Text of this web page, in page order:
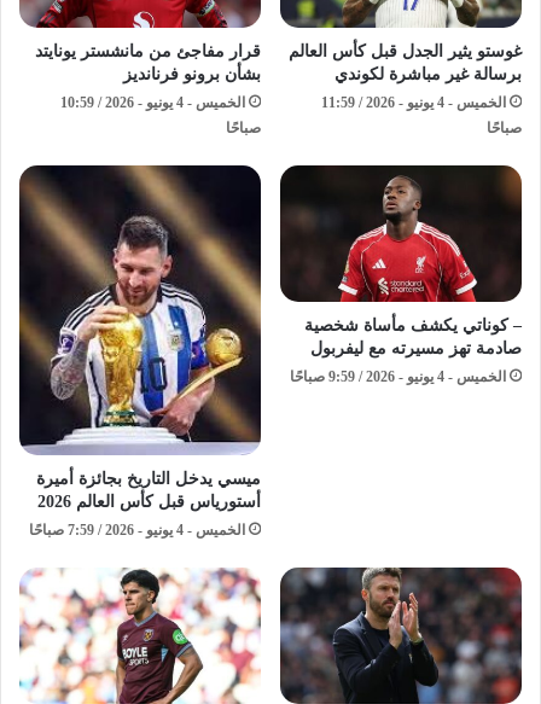
غوستو يثير الجدل قبل كأس العالم
برسالة غير مباشرة لكوندي
الخميس - 4 يونيو - 2026 / 11:59
صباحًا
قرار مفاجئ من مانشستر يونايتد
بشأن برونو فرنانديز
الخميس - 4 يونيو - 2026 / 10:59
صباحًا
– كوناتي يكشف مأساة شخصية
صادمة تهز مسيرته مع ليفربول
الخميس - 4 يونيو - 2026 / 9:59 صباحًا
ميسي يدخل التاريخ بجائزة أميرة
أستورياس قبل كأس العالم 2026
الخميس - 4 يونيو - 2026 / 7:59 صباحًا